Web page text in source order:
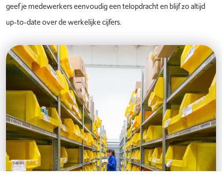
geef je medewerkers eenvoudig een telopdracht en blijf zo altijd
up-to-date over de werkelijke cijfers.